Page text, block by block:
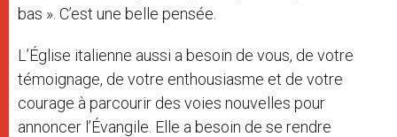
bas ». C’est une belle pensée.
L’Église italienne aussi a besoin de vous, de votre
témoignage, de votre enthousiasme et de votre
courage à parcourir des voies nouvelles pour
annoncer l’Évangile. Elle a besoin de se rendre